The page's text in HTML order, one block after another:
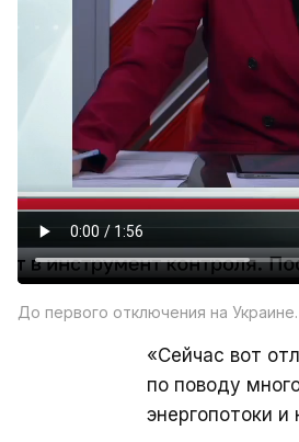
До первого отключения на
«Сейчас вот
по поводу
энергопотоки